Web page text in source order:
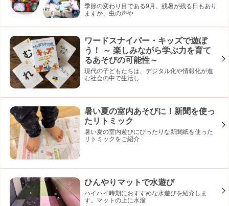
季節の変わり目である9月。残暑が残る日もあり
ますが、虫の声や
ワードスナイパー・キッズで遊ぼ
う！ ～ 楽しみながら学ぶ力を育て
るあそびの可能性～
現代の子どもたちは、デジタル化や情報化が進
む社会の中で生活し
暑い夏の室内あそびに！新聞を使っ
たリトミック
暑い夏の室内遊びにぴったりな新聞紙を使った
リトミックをご紹介
ひんやりマットで水遊び
ハイハイ時期におすすめな水遊びを紹介しま
す。マットの上に水溜